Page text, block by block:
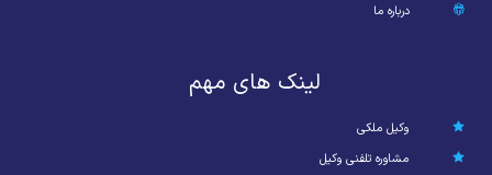
درباره ما
لینک های مهم
وکیل ملکی
مشاوره تلفنی وکیل